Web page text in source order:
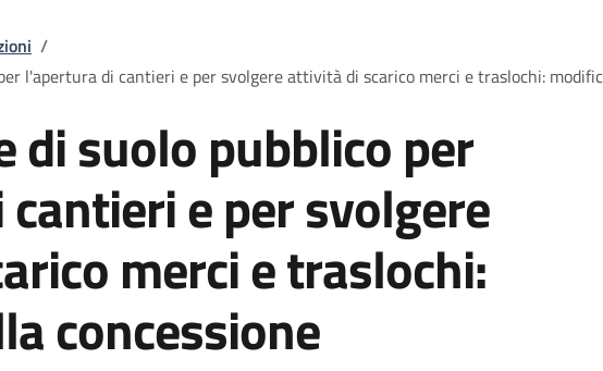
/
l'apertura di cantieri e per svolgere attività di scarico merci e traslochi:
di suolo pubblico per
e per svolgere
merci e traslochi:
concessione